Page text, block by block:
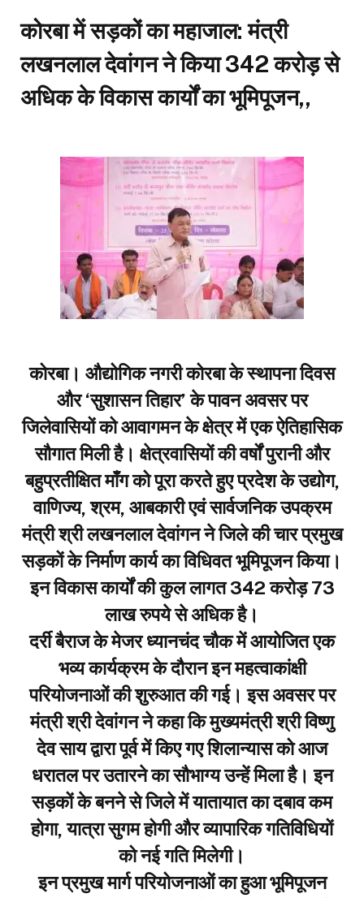
कोरबा में सड़कों का महाजाल: मंत्री
लखनलाल देवांगन ने किया ₹342 करोड़ से
अधिक के विकास कार्यों का भूमिपूजन,,
​कोरबा। औद्योगिक नगरी कोरबा के स्थापना दिवस
और ‘सुशासन तिहार’ के पावन अवसर पर
जिलेवासियों को आवागमन के क्षेत्र में एक ऐतिहासिक
सौगात मिली है। क्षेत्रवासियों की वर्षों पुरानी और
बहुप्रतीक्षित माँग को पूरा करते हुए प्रदेश के उद्योग,
वाणिज्य, श्रम, आबकारी एवं सार्वजनिक उपक्रम
मंत्री श्री लखनलाल देवांगन ने जिले की चार प्रमुख
सड़कों के निर्माण कार्य का विधिवत भूमिपूजन किया।
इन विकास कार्यों की कुल लागत 342 करोड़ 73
लाख रुपये से अधिक है।
​दर्री बैराज के मेजर ध्यानचंद चौक में आयोजित एक
भव्य कार्यक्रम के दौरान इन महत्वाकांक्षी
परियोजनाओं की शुरुआत की गई। इस अवसर पर
मंत्री श्री देवांगन ने कहा कि मुख्यमंत्री श्री विष्णु
देव साय द्वारा पूर्व में किए गए शिलान्यास को आज
धरातल पर उतारने का सौभाग्य उन्हें मिला है। इन
सड़कों के बनने से जिले में यातायात का दबाव कम
होगा, यात्रा सुगम होगी और व्यापारिक गतिविधियों
को नई गति मिलेगी।
​इन प्रमुख मार्ग परियोजनाओं का हुआ भूमिपूजन